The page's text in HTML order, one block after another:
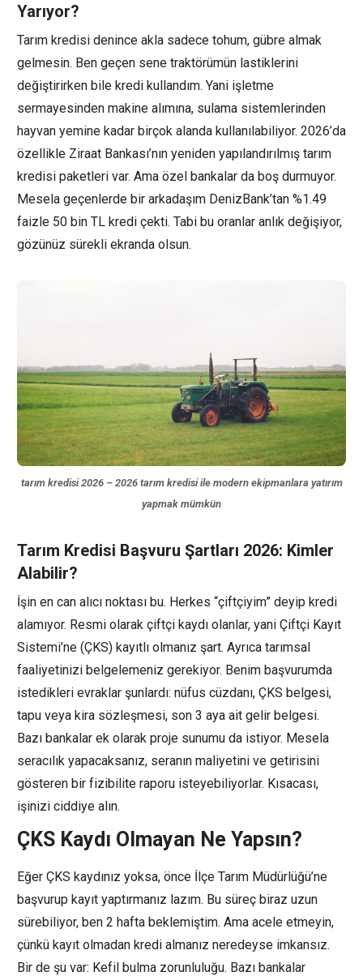
Yarıyor?
Tarım kredisi denince akla sadece tohum, gübre almak
gelmesin. Ben geçen sene traktörümün lastiklerini
değiştirirken bile kredi kullandım. Yani işletme
sermayesinden makine alımına, sulama sistemlerinden
hayvan yemine kadar birçok alanda kullanılabiliyor. 2026’da
özellikle Ziraat Bankası’nın yeniden yapılandırılmış tarım
kredisi paketleri var. Ama özel bankalar da boş durmuyor.
Mesela geçenlerde bir arkadaşım DenizBank’tan %1.49
faizle 50 bin TL kredi çekti. Tabi bu oranlar anlık değişiyor,
gözünüz sürekli ekranda olsun.
tarım kredisi 2026 – 2026 tarım kredisi ile modern ekipmanlara yatırım
yapmak mümkün
Tarım Kredisi Başvuru Şartları 2026: Kimler
Alabilir?
İşin en can alıcı noktası bu. Herkes “çiftçiyim” deyip kredi
alamıyor. Resmi olarak çiftçi kaydı olanlar, yani Çiftçi Kayıt
Sistemi’ne (ÇKS) kayıtlı olmanız şart. Ayrıca tarımsal
faaliyetinizi belgelemeniz gerekiyor. Benim başvurumda
istedikleri evraklar şunlardı: nüfus cüzdanı, ÇKS belgesi,
tapu veya kira sözleşmesi, son 3 aya ait gelir belgesi.
Bazı bankalar ek olarak proje sunumu da istiyor. Mesela
seracılık yapacaksanız, seranın maliyetini ve getirisini
gösteren bir fizibilite raporu isteyebiliyorlar. Kısacası,
işinizi ciddiye alın.
ÇKS Kaydı Olmayan Ne Yapsın?
Eğer ÇKS kaydınız yoksa, önce İlçe Tarım Müdürlüğü’ne
başvurup kayıt yaptırmanız lazım. Bu süreç biraz uzun
sürebiliyor, ben 2 hafta beklemiştim. Ama acele etmeyin,
çünkü kayıt olmadan kredi almanız neredeyse imkansız.
Bir de şu var: Kefil bulma zorunluluğu. Bazı bankalar